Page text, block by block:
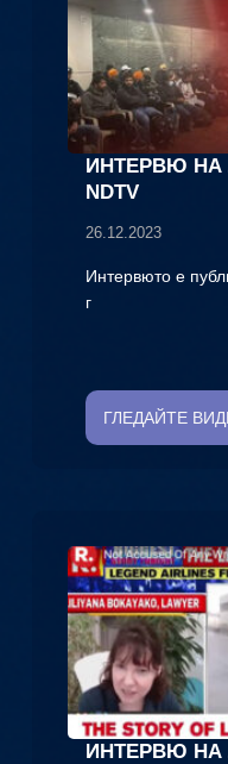
ИНТЕРВЮ НА
NDTV
26.12.2023
Интервюто е
г
ГЛЕДАЙТЕ
ИНТЕРВЮ НА